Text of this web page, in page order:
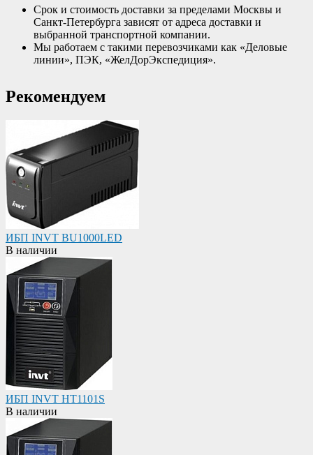
Срок и стоимость доставки за пределами Москвы и
Санкт-Петербурга зависят от адреса доставки и
выбранной транспортной компании.
Мы работаем с такими перевозчиками как «Деловые
линии», ПЭК, «ЖелДорЭкспедиция».
Рекомендуем
ИБП INVT BU1000LED
В наличии
ИБП INVT HT1101S
В наличии